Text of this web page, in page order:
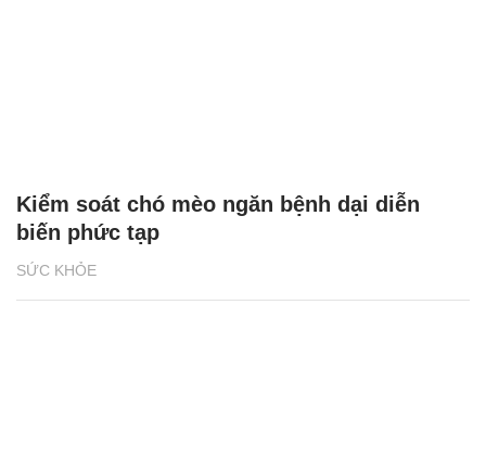
SỨC KHỎE
Kiểm soát chó mèo ngăn bệnh dại diễn
biến phức tạp